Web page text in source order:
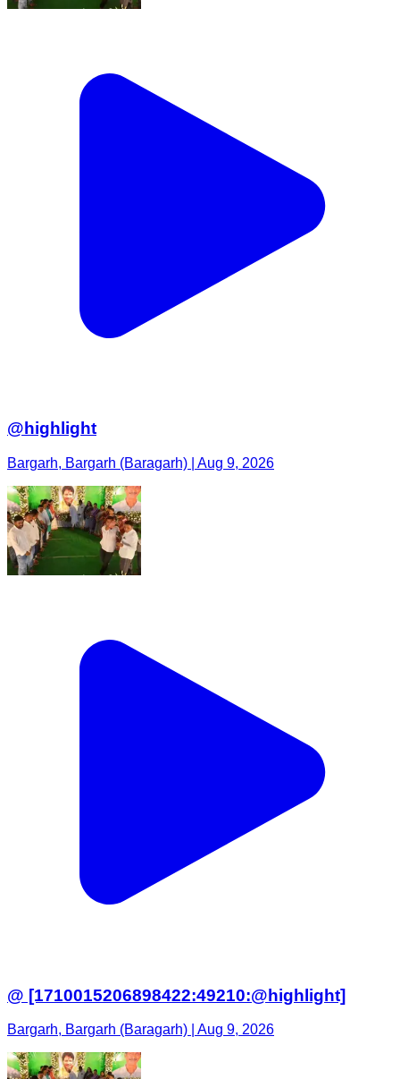
@highlight
Bargarh, Bargarh (Baragarh) | Aug 9, 2026
@ [1710015206898422:49210:@highlight]
Bargarh, Bargarh (Baragarh) | Aug 9, 2026